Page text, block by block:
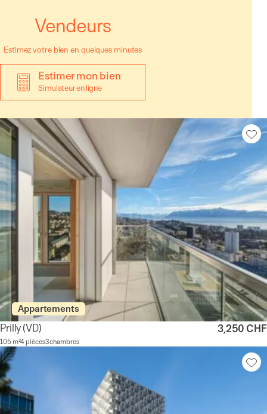
Vendeurs
Estimez votre bien en quelques minutes
Estimer mon bien
Simulateur en ligne
Appartements
Prilly(VD)
105 m²4 pièces3 chambres
3,250 CHF